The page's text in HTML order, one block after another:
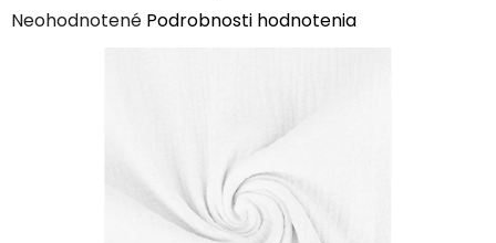
Priemerné
Neohodnotené Podrobnosti hodnotenia